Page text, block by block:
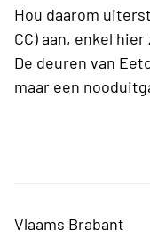
Hou daarom
CC) aan, enkel
De deuren van
maar een
Vlaams Brabant